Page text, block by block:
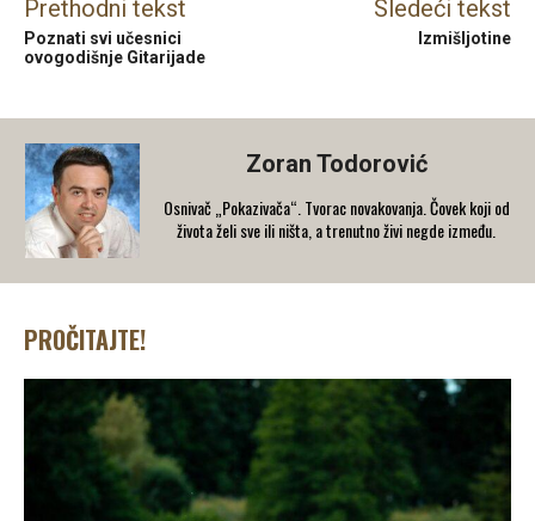
Prethodni tekst
Poznati svi učesnici
ovogodišnje Gitarijade
Sledeći tekst
Izmišljotine
Zoran Todorović
Osnivač „Pokazivača“. Tvorac novakovanja. Čovek koji od
života želi sve ili ništa, a trenutno živi negde između.
PROČITAJTE!